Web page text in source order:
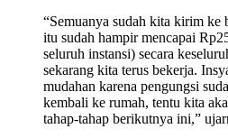
“Semuanya sudah kita kirim
itu sudah hampir mencapai
seluruh instansi) secara
sekarang kita terus bekerja.
mudahan karena pengungsi
kembali ke rumah, tentu kita
tahap-tahap berikutnya ini,”